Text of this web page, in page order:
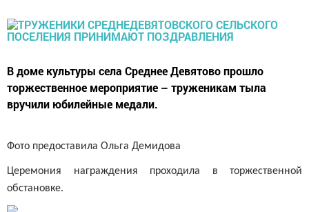
В доме культуры села Среднее Девятово прошло
торжественное мероприятие – труженикам тыла
вручили юбилейные медали.
Фото предоставила Ольга Демидова
Церемония награждения проходила в торжественной
обстановке.